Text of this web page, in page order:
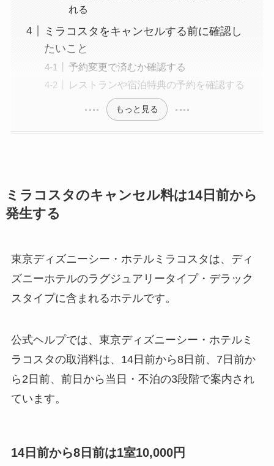
れる
ミラコスタをキャンセルする前に確認し
たいこと
予約変更で済むか確認する
レストランや宿泊特典の予約を確認する
もっと見る
ミラコスタのキャンセル料は14日前から
発生する
東京ディズニーシー・ホテルミラコスタは、ディ
ズニーホテルのラグジュアリータイプ・デラック
スタイプに含まれるホテルです。
公式ヘルプでは、東京ディズニーシー・ホテルミ
ラコスタの取消料は、14日前から8日前、7日前か
ら2日前、前日から当日・不泊の3段階で案内され
ています。
14日前から8日前は1室10,000円